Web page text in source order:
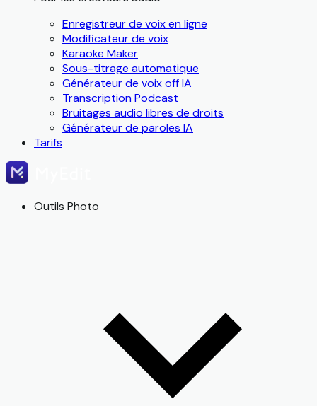
Enregistreur de voix en ligne
Modificateur de voix
Karaoke Maker
Sous-titrage automatique
Générateur de voix off IA
Transcription Podcast
Bruitages audio libres de droits
Générateur de paroles IA
Tarifs
Outils Photo